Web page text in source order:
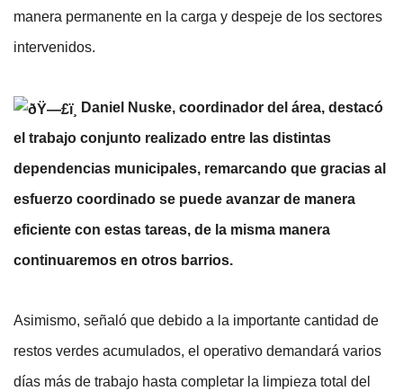
manera permanente en la carga y despeje de los sectores
intervenidos.
Daniel Nuske, coordinador del área, destacó
el trabajo conjunto realizado entre las distintas
dependencias municipales, remarcando que gracias al
esfuerzo coordinado se puede avanzar de manera
eficiente con estas tareas, de la misma manera
continuaremos en otros barrios.
Asimismo, señaló que debido a la importante cantidad de
restos verdes acumulados, el operativo demandará varios
días más de trabajo hasta completar la limpieza total del